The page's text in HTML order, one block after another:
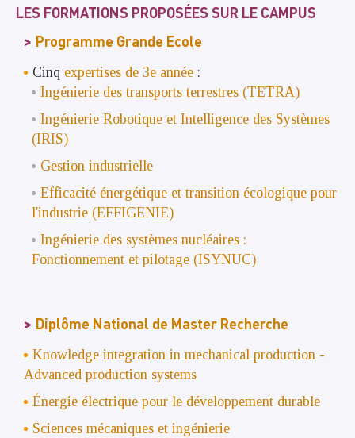
LES FORMATIONS PROPOSÉES SUR LE CAMPUS
Programme Grande Ecole
Cinq expertises de 3e année :
Ingénierie des transports terrestres (TETRA)
Ingénierie Robotique et Intelligence des Systèmes
(IRIS)
Gestion industrielle
Efficacité énergétique et transition écologique pour
l'industrie (EFFIGENIE)
Ingénierie des systèmes nucléaires :
Fonctionnement et pilotage (ISYNUC)
Diplôme National de Master Recherche
Knowledge integration in mechanical production -
Advanced production systems
Énergie électrique pour le développement durable
Sciences mécaniques et ingénierie